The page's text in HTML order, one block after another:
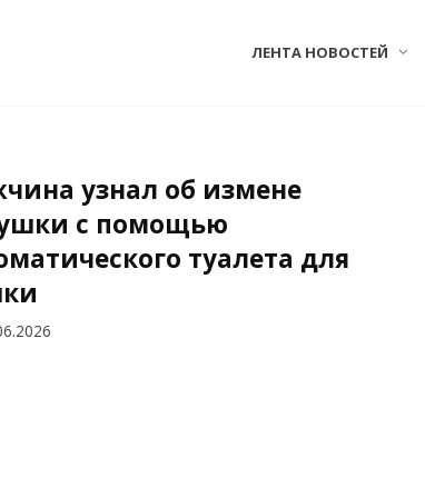
ЛЕНТА НОВОСТЕЙ
узнал об измене
с помощью
туалета для